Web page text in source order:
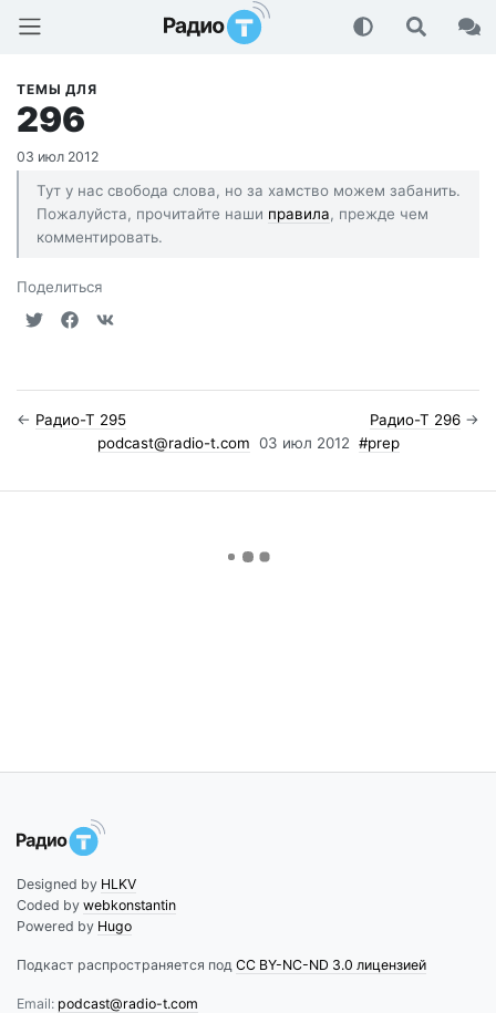
Радио-Т Подкаст
ТЕМЫ ДЛЯ
296
03 июл 2012
Тут у нас свобода слова, но за хамство можем забанить.
Пожалуйста, прочитайте наши правила, прежде чем
комментировать.
Поделиться
← Радио-Т 295 Радио-Т 296 →
podcast@radio-t.com 03 июл 2012 #prep
Designed by HLKV
Coded by webkonstantin
Powered by Hugo
Подкаст распространяется под CC BY-NC-ND 3.0 лицензией
Email: podcast@radio-t.com